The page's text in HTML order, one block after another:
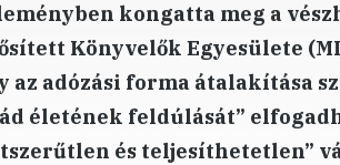
kongatta meg a
Könyvelők Egyesülete
az adózási forma átalakítása
életének feldúlását”
és teljesíthetetlen”